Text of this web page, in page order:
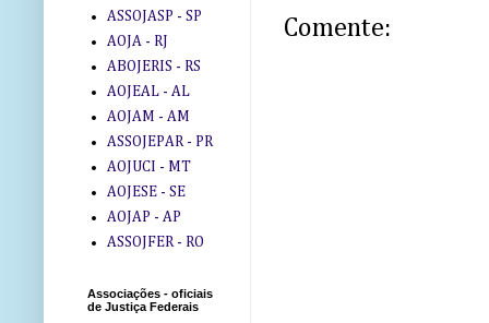
Comente:
ASSOJASP - SP
AOJA - RJ
ABOJERIS - RS
AOJEAL - AL
AOJAM - AM
ASSOJEPAR - PR
AOJUCI - MT
AOJESE - SE
AOJAP - AP
ASSOJFER - RO
Associações - oficiais
de Justiça Federais